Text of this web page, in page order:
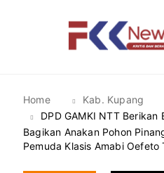
Home
Kab. Kupang
DPD GAMKI NTT
Bagikan Anakan Pohon
Pemuda Klasis Amabi Oefeto